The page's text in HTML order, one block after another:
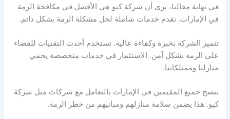
في نهاية مقالنا، نرى أن شركة كيو هي الأفضل في مكافحة الرمة
في الإمارات. تقدم خدمات شاملة لحل مشكلة الرمة بشكل دائم.
تتميز الشركة بخبرة وكفاءة عالية. تستخدم أحدث التقنيات للقضاء
على الرمة بشكل آمن. الاستثمار في خدمات متخصصة يحمي
منازلنا وممتلكاتنا.
ننصح جميع المقيمين في الإمارات بالتعامل مع شركات مثل شركة
كيو. هذا يضمن سلامة منازلهم ومبانيهم من خطر الرمة.